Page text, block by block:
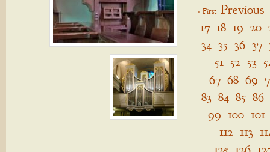
« First Previous
17 18 19 20
34 35 36 37
51 52 53
67 68 69
83 84 85 86
99 100 101
112 113